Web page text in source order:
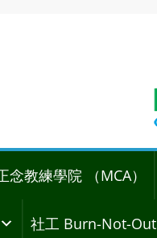
念教練學院 （MCA）
社工 Burn-Not-Out